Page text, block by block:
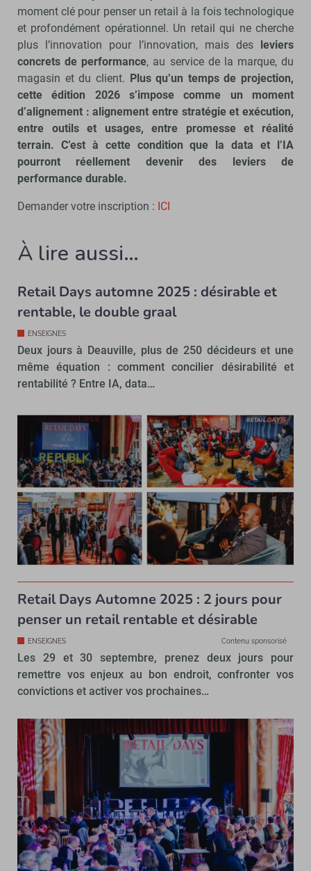
moment clé pour penser un retail à la fois technologique
et profondément opérationnel. Un retail qui ne cherche
plus l’innovation pour l’innovation, mais des leviers
concrets de performance, au service de la marque, du
magasin et du client. Plus qu’un temps de projection,
cette édition 2026 s’impose comme un moment
d’alignement : alignement entre stratégie et exécution,
entre outils et usages, entre promesse et réalité
terrain. C’est à cette condition que la data et l’IA
pourront réellement devenir des leviers de
performance durable.
Demander votre inscription : ICI
À lire aussi…
Retail Days automne 2025 : désirable et
rentable, le double graal
ENSEIGNES
Deux jours à Deauville, plus de 250 décideurs et une
même équation : comment concilier désirabilité et
rentabilité ? Entre IA, data…
Retail Days Automne 2025 : 2 jours pour
penser un retail rentable et désirable
ENSEIGNES Contenu sponsorisé
Les 29 et 30 septembre, prenez deux jours pour
remettre vos enjeux au bon endroit, confronter vos
convictions et activer vos prochaines…